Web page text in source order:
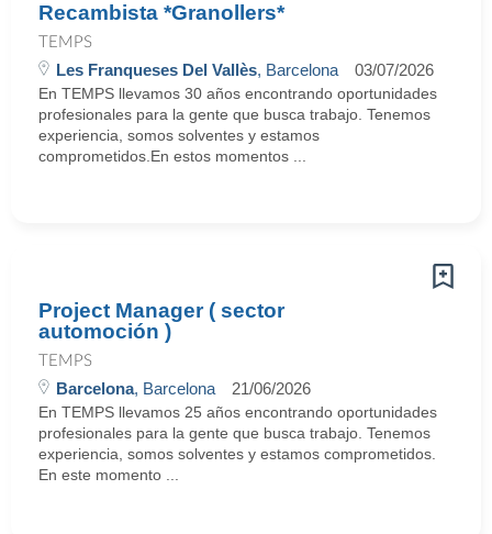
Recambista *Granollers*
TEMPS
Les Franqueses Del Vallès, Barcelona 03/07/2026
En TEMPS llevamos 30 años encontrando oportunidades
profesionales para la gente que busca trabajo. Tenemos
experiencia, somos solventes y estamos
comprometidos.En estos momentos ...
Project Manager ( sector
automoción )
TEMPS
Barcelona, Barcelona 21/06/2026
En TEMPS llevamos 25 años encontrando oportunidades
profesionales para la gente que busca trabajo. Tenemos
experiencia, somos solventes y estamos comprometidos.
En este momento ...